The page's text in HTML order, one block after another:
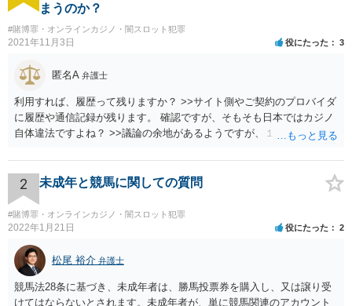
まうのか？
#賭博罪・オンラインカジノ・闇スロット犯罪
2021年11月3日 役にたった 3
匿名A 弁護士
利用すれば、履歴って残りますか？ >>サイト側やご契約のプロバイダ
に履歴や通信記録が残ります。 確認ですが、そもそも日本ではカジノ
自体違法ですよね？ >>議論の余地があるようですが、１００％合法で
2 未成年と競馬に関しての質問
#賭博罪・オンラインカジノ・闇スロット犯罪
2022年1月21日 役にたった 2
松尾 裕介 弁護士
競馬法28条に基づき、未成年者は、勝馬投票券を購入し、又は譲り受
けてはならないとされます。未成年者が、単に競馬関連のアカウント